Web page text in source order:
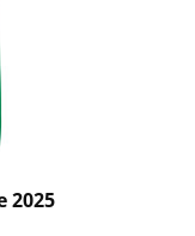
2025